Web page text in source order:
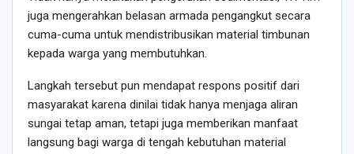
juga mengerahkan belasan armada pengangkut secara
cuma-cuma untuk mendistribusikan material timbunan
kepada warga yang membutuhkan.
Langkah tersebut pun mendapat respons positif dari
masyarakat karena dinilai tidak hanya menjaga aliran
sungai tetap aman, tetapi juga memberikan manfaat
langsung bagi warga di tengah kebutuhan material